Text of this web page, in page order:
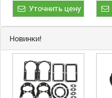
Уточнить цену
Новинки!